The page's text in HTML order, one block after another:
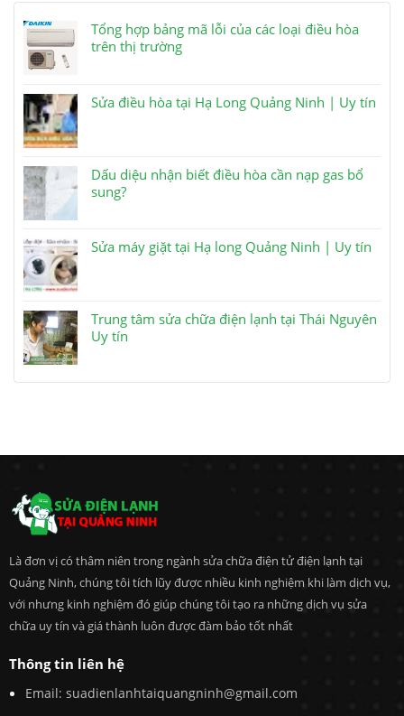
Tổng hợp bảng mã lỗi của các loại điều hòa
trên thị trường
Sửa điều hòa tại Hạ Long Quảng Ninh | Uy tín
Dấu diệu nhận biết điều hòa cần nạp gas bổ
sung?
Sửa máy giặt tại Hạ long Quảng Ninh | Uy tín
Trung tâm sửa chữa điện lạnh tại Thái Nguyên
Uy tín
Là đơn vị có thâm niên trong ngành sửa chữa điện tử điện lạnh tại
Quảng Ninh, chúng tôi tích lũy được nhiều kinh nghiệm khi làm dịch vụ,
với nhưng kinh nghiệm đó giúp chúng tôi tạo ra những dịch vụ sửa
chữa uy tín và giá thành luôn được đàm bảo tốt nhất
Thông tin liên hệ
Email: suadienlanhtaiquangninh@gmail.com